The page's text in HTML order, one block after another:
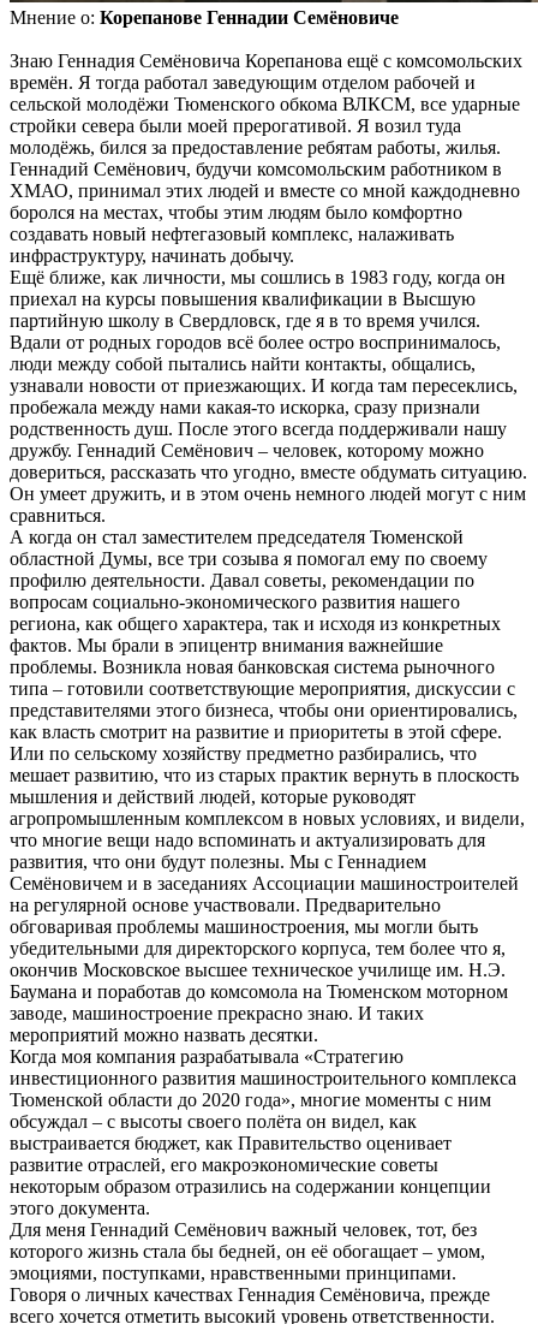
Мнение о: Корепанове Геннадии Семёновиче
Знаю Геннадия Семёновича Корепанова ещё с комсомольских
времён. Я тогда работал заведующим отделом рабочей и
сельской молодёжи Тюменского обкома ВЛКСМ, все ударные
стройки севера были моей прерогативой. Я возил туда
молодёжь, бился за предоставление ребятам работы, жилья.
Геннадий Семёнович, будучи комсомольским работником в
ХМАО, принимал этих людей и вместе со мной каждодневно
боролся на местах, чтобы этим людям было комфортно
создавать новый нефтегазовый комплекс, налаживать
инфраструктуру, начинать добычу.
Ещё ближе, как личности, мы сошлись в 1983 году, когда он
приехал на курсы повышения квалификации в Высшую
партийную школу в Свердловск, где я в то время учился.
Вдали от родных городов всё более остро воспринималось,
люди между собой пытались найти контакты, общались,
узнавали новости от приезжающих. И когда там пересеклись,
пробежала между нами какая-то искорка, сразу признали
родственность душ. После этого всегда поддерживали нашу
дружбу. Геннадий Семёнович – человек, которому можно
довериться, рассказать что угодно, вместе обдумать ситуацию.
Он умеет дружить, и в этом очень немного людей могут с ним
сравниться.
А когда он стал заместителем председателя Тюменской
областной Думы, все три созыва я помогал ему по своему
профилю деятельности. Давал советы, рекомендации по
вопросам социально-экономического развития нашего
региона, как общего характера, так и исходя из конкретных
фактов. Мы брали в эпицентр внимания важнейшие
проблемы. Возникла новая банковская система рыночного
типа – готовили соответствующие мероприятия, дискуссии с
представителями этого бизнеса, чтобы они ориентировались,
как власть смотрит на развитие и приоритеты в этой сфере.
Или по сельскому хозяйству предметно разбирались, что
мешает развитию, что из старых практик вернуть в плоскость
мышления и действий людей, которые руководят
агропромышленным комплексом в новых условиях, и видели,
что многие вещи надо вспоминать и актуализировать для
развития, что они будут полезны. Мы с Геннадием
Семёновичем и в заседаниях Ассоциации машиностроителей
на регулярной основе участвовали. Предварительно
обговаривая проблемы машиностроения, мы могли быть
убедительными для директорского корпуса, тем более что я,
окончив Московское высшее техническое училище им. Н.Э.
Баумана и поработав до комсомола на Тюменском моторном
заводе, машиностроение прекрасно знаю. И таких
мероприятий можно назвать десятки.
Когда моя компания разрабатывала «Стратегию
инвестиционного развития машиностроительного комплекса
Тюменской области до 2020 года», многие моменты с ним
обсуждал – с высоты своего полёта он видел, как
выстраивается бюджет, как Правительство оценивает
развитие отраслей, его макроэкономические советы
некоторым образом отразились на содержании концепции
этого документа.
Для меня Геннадий Семёнович важный человек, тот, без
которого жизнь стала бы бедней, он её обогащает – умом,
эмоциями, поступками, нравственными принципами.
Говоря о личных качествах Геннадия Семёновича, прежде
всего хочется отметить высокий уровень ответственности.